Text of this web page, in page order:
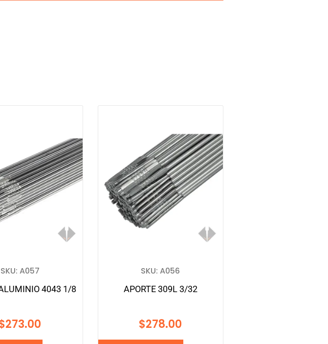
SKU: A057
4043 1/8
273.00
SKU: A056
APORTE 309L 3/32
$278.00